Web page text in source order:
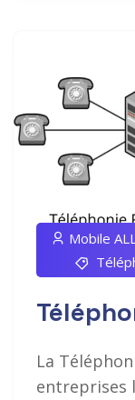
Mobile
La
entreprises